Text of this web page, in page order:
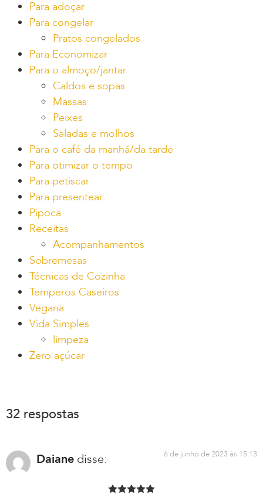
Para adoçar
Para congelar
Pratos congelados
Para Economizar
Para o almoço/jantar
Caldos e sopas
Massas
Peixes
Saladas e molhos
Para o café da manhã/da tarde
Para otimizar o tempo
Para petiscar
Para presentear
Pipoca
Receitas
Acompanhamentos
Sobremesas
Técnicas de Cozinha
Temperos Caseiros
Vegana
Vida Simples
limpeza
Zero açúcar
32 respostas
Daiane disse: 6 de junho de 2023 às 15:13